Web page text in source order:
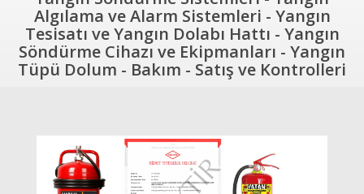
Algılama ve Alarm Sistemleri - Yangın
Tesisatı ve Yangın Dolabı Hattı - Yangın
Söndürme Cihazı ve Ekipmanları - Yangın
Tüpü Dolum - Bakım - Satış ve Kontrolleri